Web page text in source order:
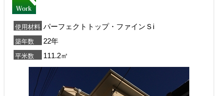
使用材料 パーフェクトトップ・ファインＳi
築年数 22年
平米数 111.2㎡